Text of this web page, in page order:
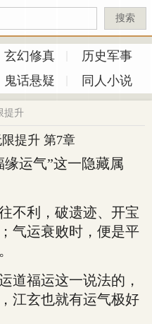
搜索
玄幻修真
历史军事
鬼话悬疑 同人小说
提升
提升 第7章
运气”这一隐藏属
利，破遗迹、开宝
气运衰败时，便是平
福运这一说法的，
江玄也就有运气极好